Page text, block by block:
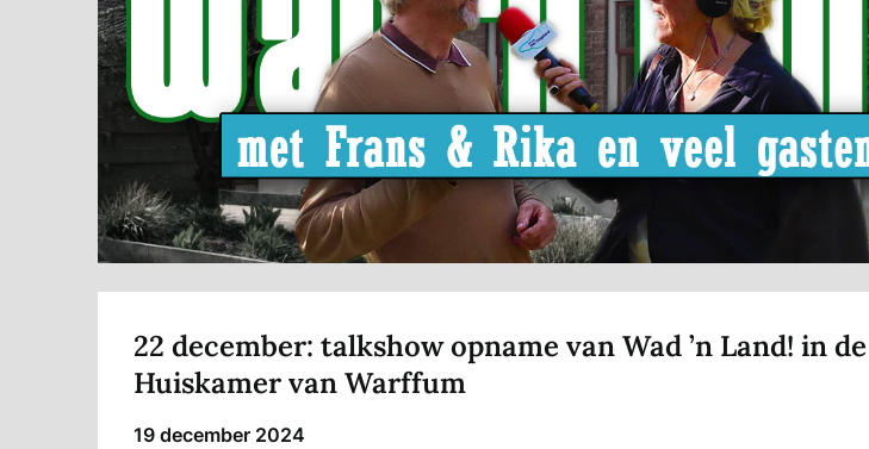
22 december: talkshow opname van Wad ’n Land! in de
Huiskamer van Warffum
19 december 2024